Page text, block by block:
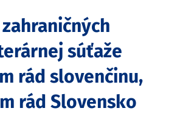
súťaže
rád slovenčinu,
rád Slovensko